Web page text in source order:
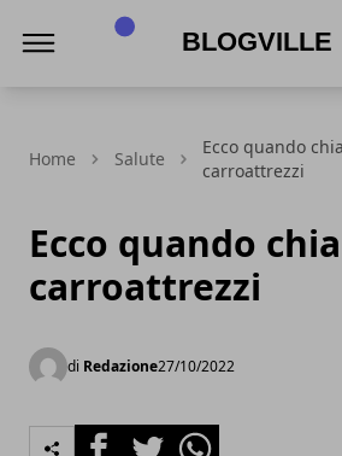
Home Salute
Ecco quando
carroattrezzi
Ecco quando
carroattrezzi
di Redazione27/10/2022
FacebookTwitterWhatsapp